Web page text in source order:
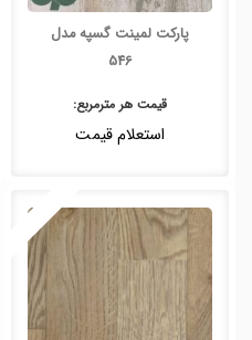
پارکت لمینت گسپه مدل
546
قیمت هر مترمربع:
استعلام قیمت